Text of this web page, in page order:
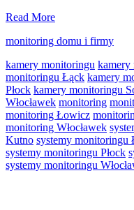
Read MoreWideodomofony
kamery
–
nowoczesne
rozwiązania
dla
Twojego
bezpieczeństwa
monitoring domu i firmy
kamery monitoringu kamery
monitoringu Łąck kamery
Płock kamery monitoringu
Włocławek monitoring
monitoring Łowicz
monitoring Włocławek
Kutno systemy monitoringu
systemy monitoringu Płock
systemy monitoringu